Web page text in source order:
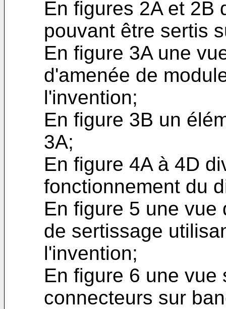
En figures 2A et 2B
pouvant être sertis
En figure 3A une
d'amenée de
l'invention;
En figure 3B un
3A;
En figure 4A à 4D
fonctionnement du
En figure 5 une vue
de sertissage
l'invention;
En figure 6 une vue
connecteurs sur